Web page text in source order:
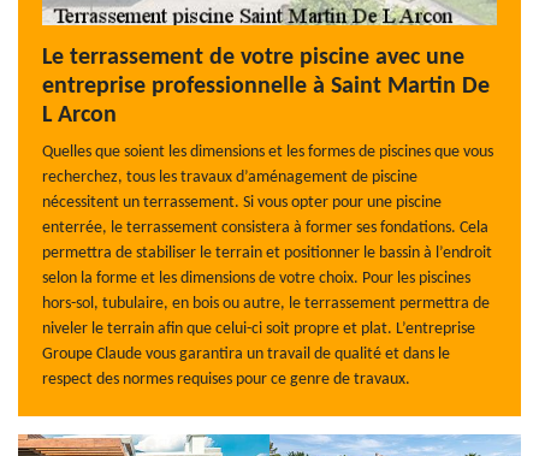
Le terrassement de votre piscine avec une
entreprise professionnelle à Saint Martin De
L Arcon
Quelles que soient les dimensions et les formes de piscines que vous
recherchez, tous les travaux d’aménagement de piscine
nécessitent un terrassement. Si vous opter pour une piscine
enterrée, le terrassement consistera à former ses fondations. Cela
permettra de stabiliser le terrain et positionner le bassin à l’endroit
selon la forme et les dimensions de votre choix. Pour les piscines
hors-sol, tubulaire, en bois ou autre, le terrassement permettra de
niveler le terrain afin que celui-ci soit propre et plat. L’entreprise
Groupe Claude vous garantira un travail de qualité et dans le
respect des normes requises pour ce genre de travaux.